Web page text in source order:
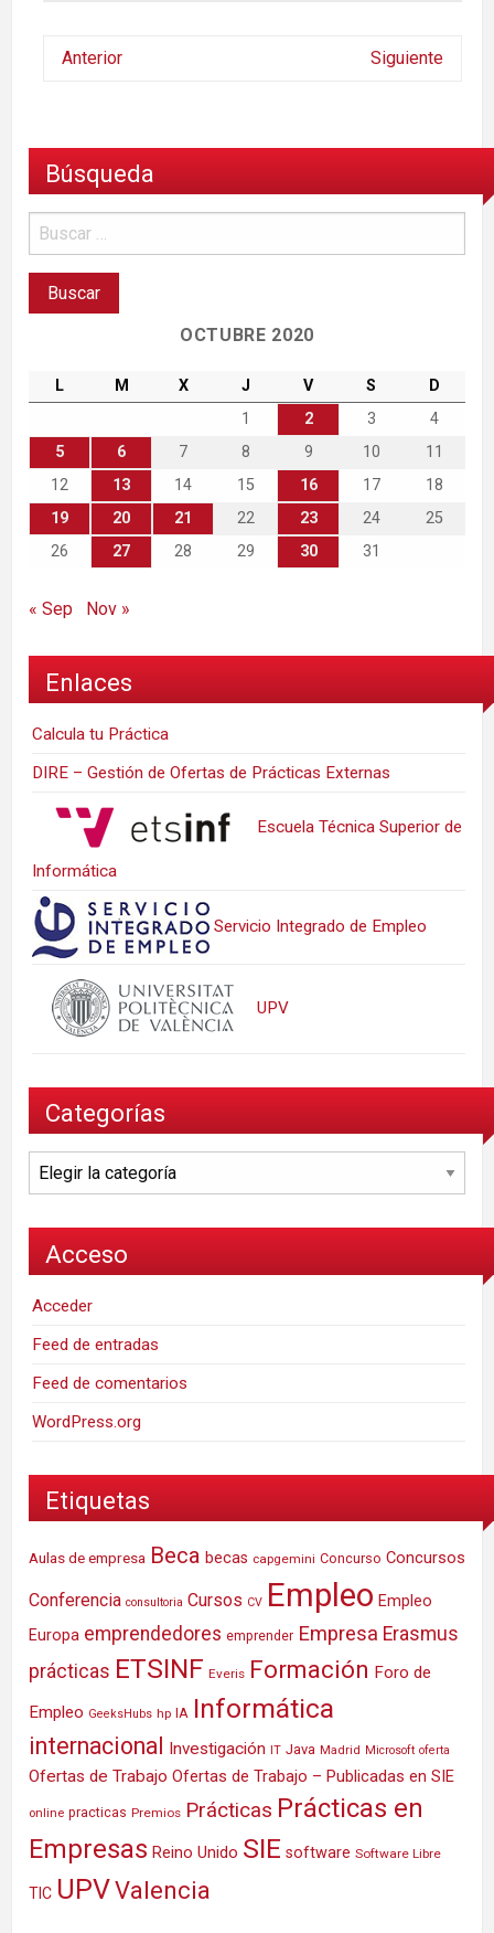
Anterior Siguiente
Búsqueda
OCTUBRE 2020
L M X J V S
D
1
2 3
4
5
6 7 8 9 10
11
12
13 14 15 16 17
18
19
20 21 22 23 24
25
26
27 28 29 30 31
« Sep Nov »
Enlaces
Calcula tu Práctica
DIRE – Gestión de Ofertas de Prácticas Externas
Escuela Técnica Superior de
Informática
Servicio Integrado de Empleo
UPV
Categorías
Categorías
Acceso
Acceder
Feed de entradas
Feed de comentarios
WordPress.org
Etiquetas
Aulas de empresa Beca becas capgemini Concurso Concursos
Conferencia consultoria Cursos CV Empleo Empleo
Europa emprendedores emprender Empresa Erasmus
prácticas ETSINF Everis Formación Foro de
Empleo GeeksHubs hp IA Informática
internacional Investigación IT Java Madrid Microsoft oferta
Ofertas de Trabajo Ofertas de Trabajo – Publicadas en SIE
online practicas Premios Prácticas Prácticas en
Empresas Reino Unido SIE software Software Libre
TIC UPVValencia